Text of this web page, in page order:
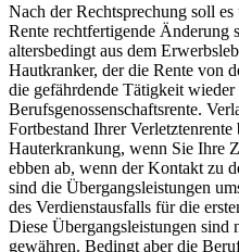
Nach der Rechtsprechung soll
Rente rechtfertigende Änderung
altersbedingt aus dem
Hautkranker, der die Rente von
die gefährdende Tätigkeit
Berufsgenossenschaftsrente.
Fortbestand Ihrer
Hauterkrankung, wenn Sie Ihre
ebben ab, wenn der Kontakt zu
sind die Übergangsleistungen
des Verdienstausfalls für die
Diese Übergangsleistungen sind
gewähren. Bedingt aber die